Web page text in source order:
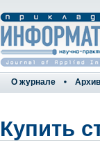
О журнале
Купить